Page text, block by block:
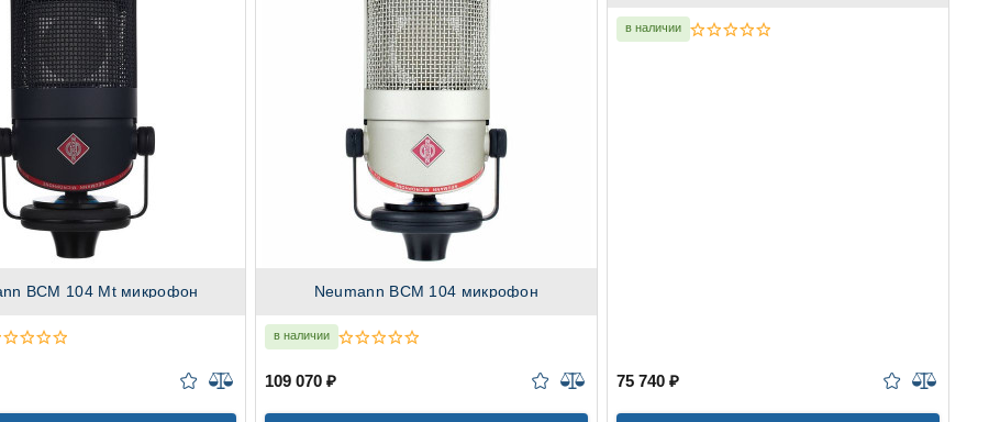
BCM 104 Mt микрофон Neumann BCM 104 микрофон
в наличии
109 070 ₽
в наличии
75 740 ₽